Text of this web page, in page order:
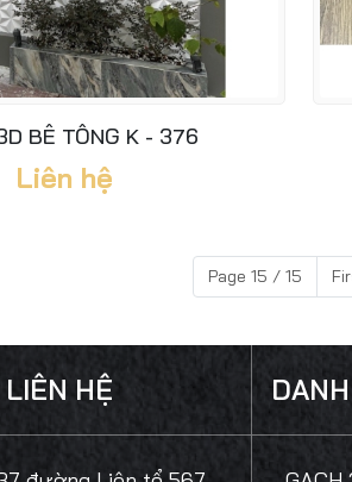
BÊ TÔNG K - 376
Liên hệ
Page 15 / 15
HỆ